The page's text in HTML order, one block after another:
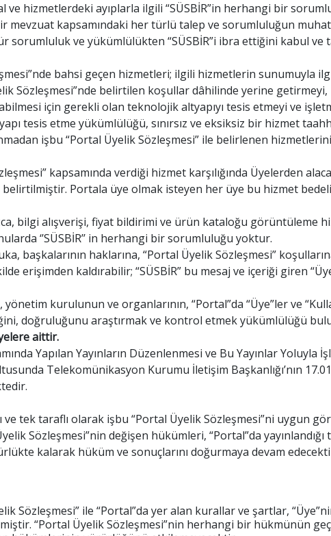
ve hizmetlerdeki ayıplarla ilgili “SÜSBİR”in herhangi bir
mevzuat kapsamındaki her türlü talep ve sorumluluğun
ve yükümlülükten “SÜSBİR”i ibra ettiğini kabul ve
bahsi geçen hizmetleri; ilgili hizmetlerin sunumuyla
Sözleşmesi”nde belirtilen koşullar dâhilinde yerine getirmeyi,
için gerekli olan teknolojik altyapıyı tesis etmeyi ve
tesis etme yükümlülüğü, sınırsız ve eksiksiz bir hizmet
işbu “Portal Üyelik Sözleşmesi” ile belirlenen
kapsamında verdiği hizmet karşılığında Üyelerden
belirtilmiştir. Portala üye olmak isteyen her üye bu hizmet
bilgi alışverişi, fiyat bildirimi ve ürün kataloğu görüntüleme
‘’SÜSBİR’’ in herhangi bir sorumluluğu yoktur.
başkalarının haklarına, “Portal Üyelik Sözleşmesi”
erişimden kaldırabilir; “SÜSBİR” bu mesaj ve içeriği giren
yönetim kurulunun ve organlarının, “Portal”da “Üye”ler ve
doğruluğunu araştırmak ve kontrol etmek yükümlülüğü
aittir.
Yapılan Yayınların Düzenlenmesi ve Bu Yayınlar
Telekomünikasyon Kurumu İletişim Başkanlığı’nın
ve tek taraflı olarak işbu “Portal Üyelik Sözleşmesi”ni uygun
Sözleşmesi”nin değişen hükümleri, “Portal”da
kalarak hüküm ve sonuçlarını doğurmaya devam
Sözleşmesi” ile “Portal”da yer alan kurallar ve şartlar,
“Portal Üyelik Sözleşmesi”nin herhangi bir hükmünün